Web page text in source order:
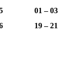
01 – 03
19 – 21